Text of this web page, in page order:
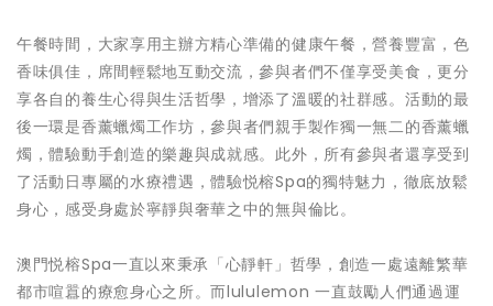
午餐時間，大家享用主辦方精心準備的健康午餐，營養豐富，色
香味俱佳，席間輕鬆地互動交流，參與者們不僅享受美食，更分
享各自的養生心得與生活哲學，增添了溫暖的社群感。活動的最
後一環是香薰蠟燭工作坊，參與者們親手製作獨一無二的香薰蠟
燭，體驗動手創造的樂趣與成就感。此外，所有參與者還享受到
了活動日專屬的水療禮遇，體驗悦榕Spa的獨特魅力，徹底放鬆
身心，感受身處於寧靜與奢華之中的無與倫比。
澳門悦榕Spa一直以來秉承「心靜軒」哲學，創造一處遠離繁華
都市喧囂的療愈身心之所。而lululemon 一直鼓勵人們通過運